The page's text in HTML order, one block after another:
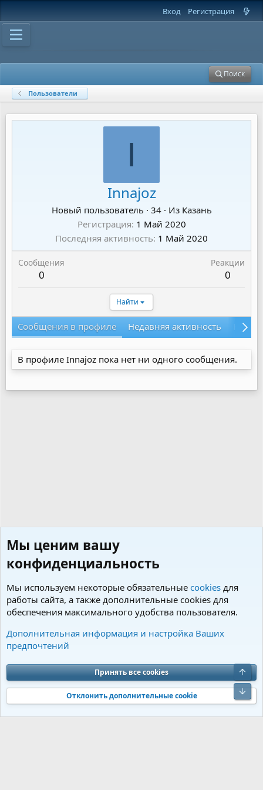
Вход Регистрация
Поиск
Пользователи
I
Innajoz
Новый пользователь · 34 · Из Казань
Регистрация 1 Май 2020
Последняя активность 1 Май 2020
Сообщения
0
Реакции
0
Найти
Сообщения в профиле Недавняя активность
В профиле Innajoz пока нет ни одного сообщения.
Пользователи
Cookies Charm by DCom
Обратная связь
Условия и правила
Политика конфиденциальности
Помощь
S
S
Community platform by XenForo® © 2010-2026 XenForo Ltd. Перевод от
Jumuro®|Media embeds via s9e/MediaSites
Мы ценим вашу
конфиденциальность
Мы используем некоторые обязательные cookies для
работы сайта, а также дополнительные cookies для
обеспечения максимального удобства пользователя.
Дополнительная информация и настройка Ваших
предпочтений
Принять все cookies
Отклонить дополнительные cookie
Верх
Низ